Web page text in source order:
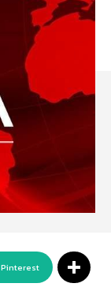
Pinterest